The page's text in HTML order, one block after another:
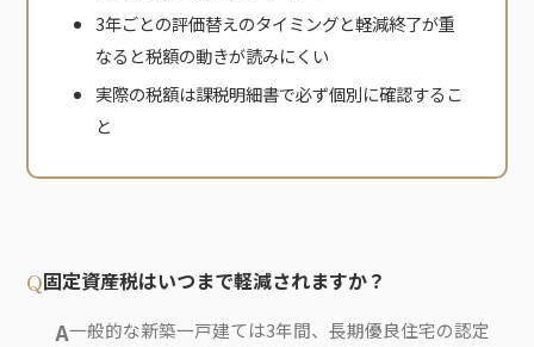
3年ごとの評価替えのタイミングと軽減終了が重
なると税額の動きが読みにくい
実際の税額は課税明細書で必ず個別に確認するこ
と
固定資産税はいつまで軽減されますか？
一般的な新築一戸建ては3年間、長期優良住宅の認定